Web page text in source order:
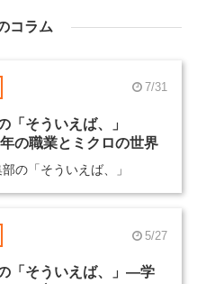
コラム
7/31
「そういえば、」
の職業とミクロの世界
の「そういえば、」
5/27
「そういえば、」―学